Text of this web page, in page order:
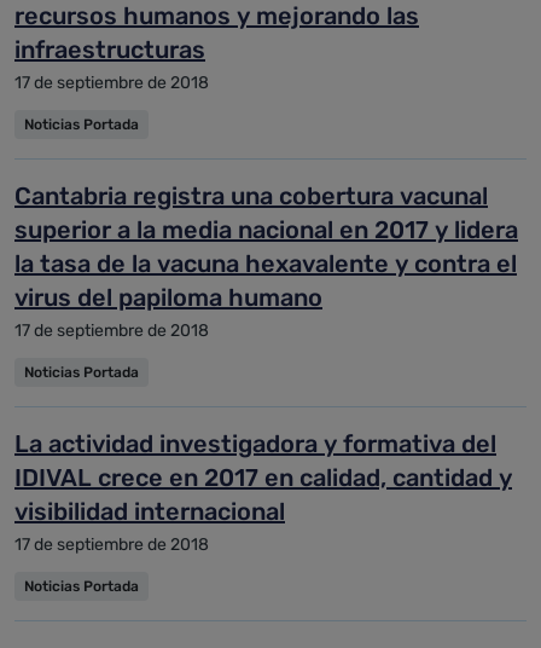
recursos humanos y mejorando las
infraestructuras
17 de septiembre de 2018
Noticias Portada
Cantabria registra una cobertura vacunal
superior a la media nacional en 2017 y lidera
la tasa de la vacuna hexavalente y contra el
virus del papiloma humano
17 de septiembre de 2018
Noticias Portada
La actividad investigadora y formativa del
IDIVAL crece en 2017 en calidad, cantidad y
visibilidad internacional
17 de septiembre de 2018
Noticias Portada